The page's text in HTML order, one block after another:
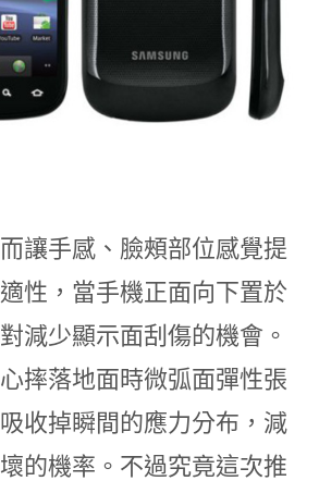
讓手感、臉頰部位感覺提
性，當手機正面向下置於
減少顯示面刮傷的機會。
摔落地面時微弧面彈性張
收掉瞬間的應力分布，減
的機率。不過究竟這次推